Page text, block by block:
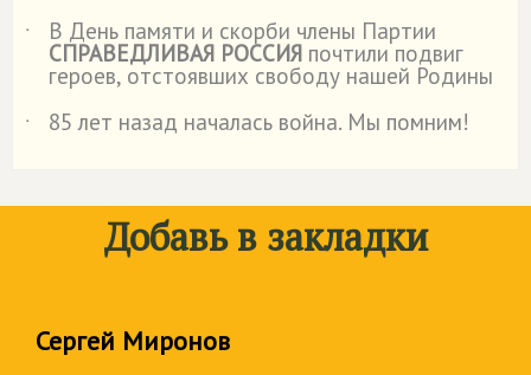
˙
В День памяти и скорби члены Партии
СПРАВЕДЛИВАЯ РОССИЯ почтили подвиг
героев, отстоявших свободу нашей Родины
˙
85 лет назад началась война. Мы помним!
Добавь в закладки
Сергей Миронов